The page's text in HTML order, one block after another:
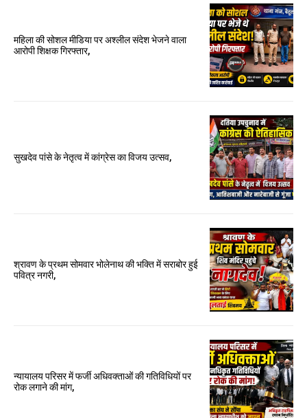
महिला की सोशल मीडिया पर अश्लील संदेश भेजने वाला
आरोपी शिक्षक गिरफ्तार,
सुखदेव पांसे के नेतृत्व में कांग्रेस का विजय उत्सव,
श्रावण के प्रथम सोमवार भोलेनाथ की भक्ति में सराबोर हुई
पवित्र नगरी,
न्यायालय परिसर में फर्जी अधिवक्ताओं की गतिविधियों पर
रोक लगाने की मांग,